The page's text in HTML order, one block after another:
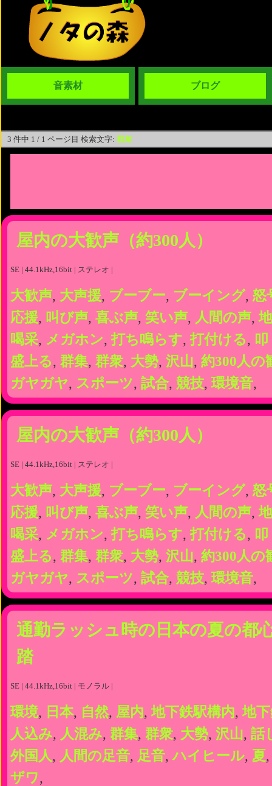
音素材 ブログ
3 件中 1 / 1 ページ目 検索文字: 群衆
屋内の大歓声（約300人）
SE | 44.1kHz,16bit | ステレオ |
大歓声, 大声援, ブーブー, ブーイング, 怒
応援, 叫び声, 喜ぶ声, 笑い声, 人間の声,
喝采, メガホン, 打ち鳴らす, 打付ける,
盛上る, 群集, 群衆, 大勢, 沢山, 約300人の
ガヤガヤ, スポーツ, 試合, 競技, 環境音,
屋内の大歓声（約300人）
SE | 44.1kHz,16bit | ステレオ |
大歓声, 大声援, ブーブー, ブーイング, 怒
応援, 叫び声, 喜ぶ声, 笑い声, 人間の声,
喝采, メガホン, 打ち鳴らす, 打付ける,
盛上る, 群集, 群衆, 大勢, 沢山, 約300人の
ガヤガヤ, スポーツ, 試合, 競技, 環境音,
通勤ラッシュ時の日本の夏の都
踏
SE | 44.1kHz,16bit | モノラル |
環境, 日本, 自然, 屋内,地下鉄駅構内,地
人込み, 人混み, 群集, 群衆, 大勢, 沢山, 話
外国人, 人間の足音, 足音,ハイヒール, 夏
ザワ,